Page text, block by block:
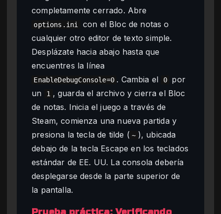
completamente cerrado. Abre
options.ini
con el Bloc de notas o
cualquier otro editor de texto simple.
Desplázate hacia abajo hasta que
encuentres la línea
EnableDebugConsole=0 . Cambia el 0
por
un
1 , guarda el archivo y cierra el Bloc
de notas. Inicia el juego a través de
Steam, comienza una nueva partida y
presiona la tecla de tilde ( ~ ), ubicada
debajo de la tecla Escape en los teclados
estándar de EE. UU. La consola debería
desplegarse desde la parte superior de
la pantalla.